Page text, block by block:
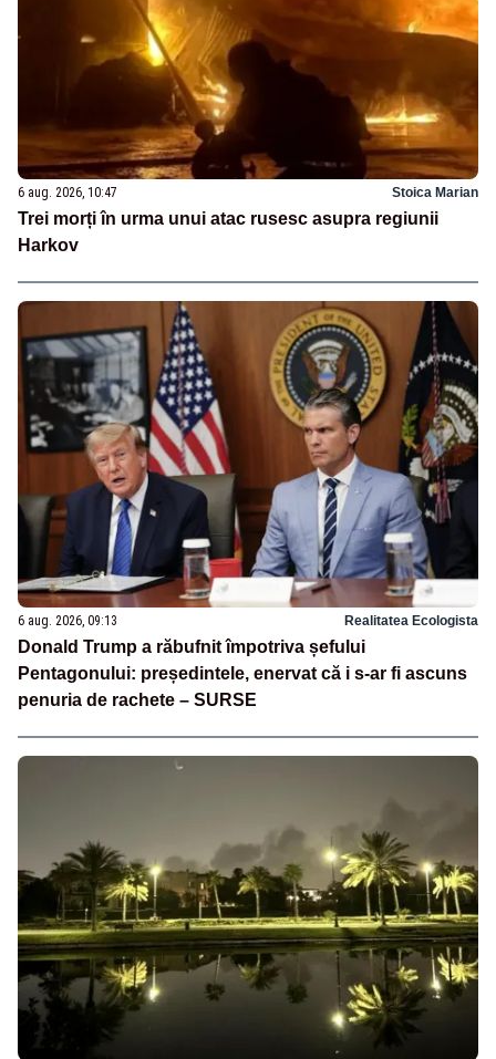
6 aug. 2026, 10:47 Stoica Marian
Trei morți în urma unui atac rusesc asupra regiunii
Harkov
6 aug. 2026, 09:13 Realitatea Ecologista
Donald Trump a răbufnit împotriva șefului
Pentagonului: președintele, enervat că i s-ar fi ascuns
penuria de rachete – SURSE